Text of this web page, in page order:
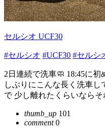
セルシオ UCF30
#セルシオ #UCF30 #セルシ
2日連続で洗車🧼 18:45に初
しぶりにこんな長く洗車し
で 少し離れたくらいならそ
thumb_up 101
comment0